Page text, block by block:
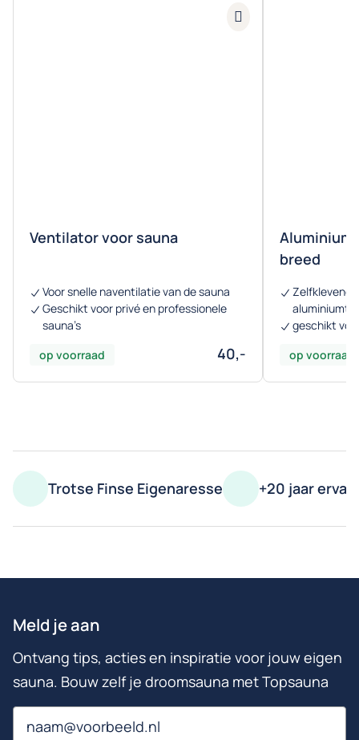
Ventilator voor sauna
Voor snelle naventilatie van de sauna
Geschikt voor privé en professionele
sauna’s
op voorraad
40,-
breed
geschikt
op voorraad
Trotse Finse Eigenaresse +20 jaar
Meld je aan
Ontvang tips, acties en inspiratie voor jouw eigen
sauna. Bouw zelf je droomsauna met Topsauna
Email